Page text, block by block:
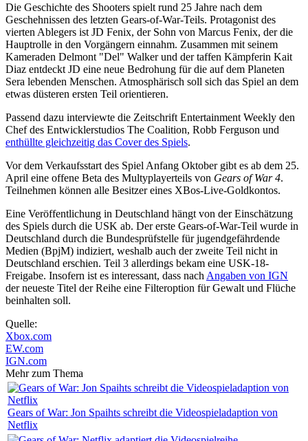
Die Geschichte des Shooters spielt rund 25 Jahre nach dem
Geschehnissen des letzten Gears-of-War-Teils. Protagonist des
vierten Ablegers ist JD Fenix, der Sohn von Marcus Fenix, der die
Hauptrolle in den Vorgängern einnahm. Zusammen mit seinem
Kameraden Delmont "Del" Walker und der taffen Kämpferin Kait
Diaz entdeckt JD eine neue Bedrohung für die auf dem Planeten
Sera lebenden Menschen. Atmosphärisch soll sich das Spiel an dem
etwas düsteren ersten Teil orientieren.
Passend dazu interviewte die Zeitschrift Entertainment Weekly den
Chef des Entwicklerstudios The Coalition, Robb Ferguson und
enthüllte gleichzeitig das Cover des Spiels.
Vor dem Verkaufsstart des Spiel Anfang Oktober gibt es ab dem 25.
April eine offene Beta des Multyplayerteils von Gears of War 4.
Teilnehmen können alle Besitzer eines XBos-Live-Goldkontos.
Eine Veröffentlichung in Deutschland hängt von der Einschätzung
des Spiels durch die USK ab. Der erste Gears-of-War-Teil wurde in
Deutschland durch die Bundesprüfstelle für jugendgefährdende
Medien (BpjM) indiziert, weshalb auch der zweite Teil nicht in
Deutschland erschien. Teil 3 allerdings bekam eine USK-18-
Freigabe. Insofern ist es interessant, dass nach Angaben von IGN
der neueste Titel der Reihe eine Filteroption für Gewalt und Flüche
beinhalten soll.
Quelle:
Xbox.com
EW.com
IGN.com
Mehr zum Thema
Gears of War: Jon Spaihts schreibt die Videospieladaption von
Netflix